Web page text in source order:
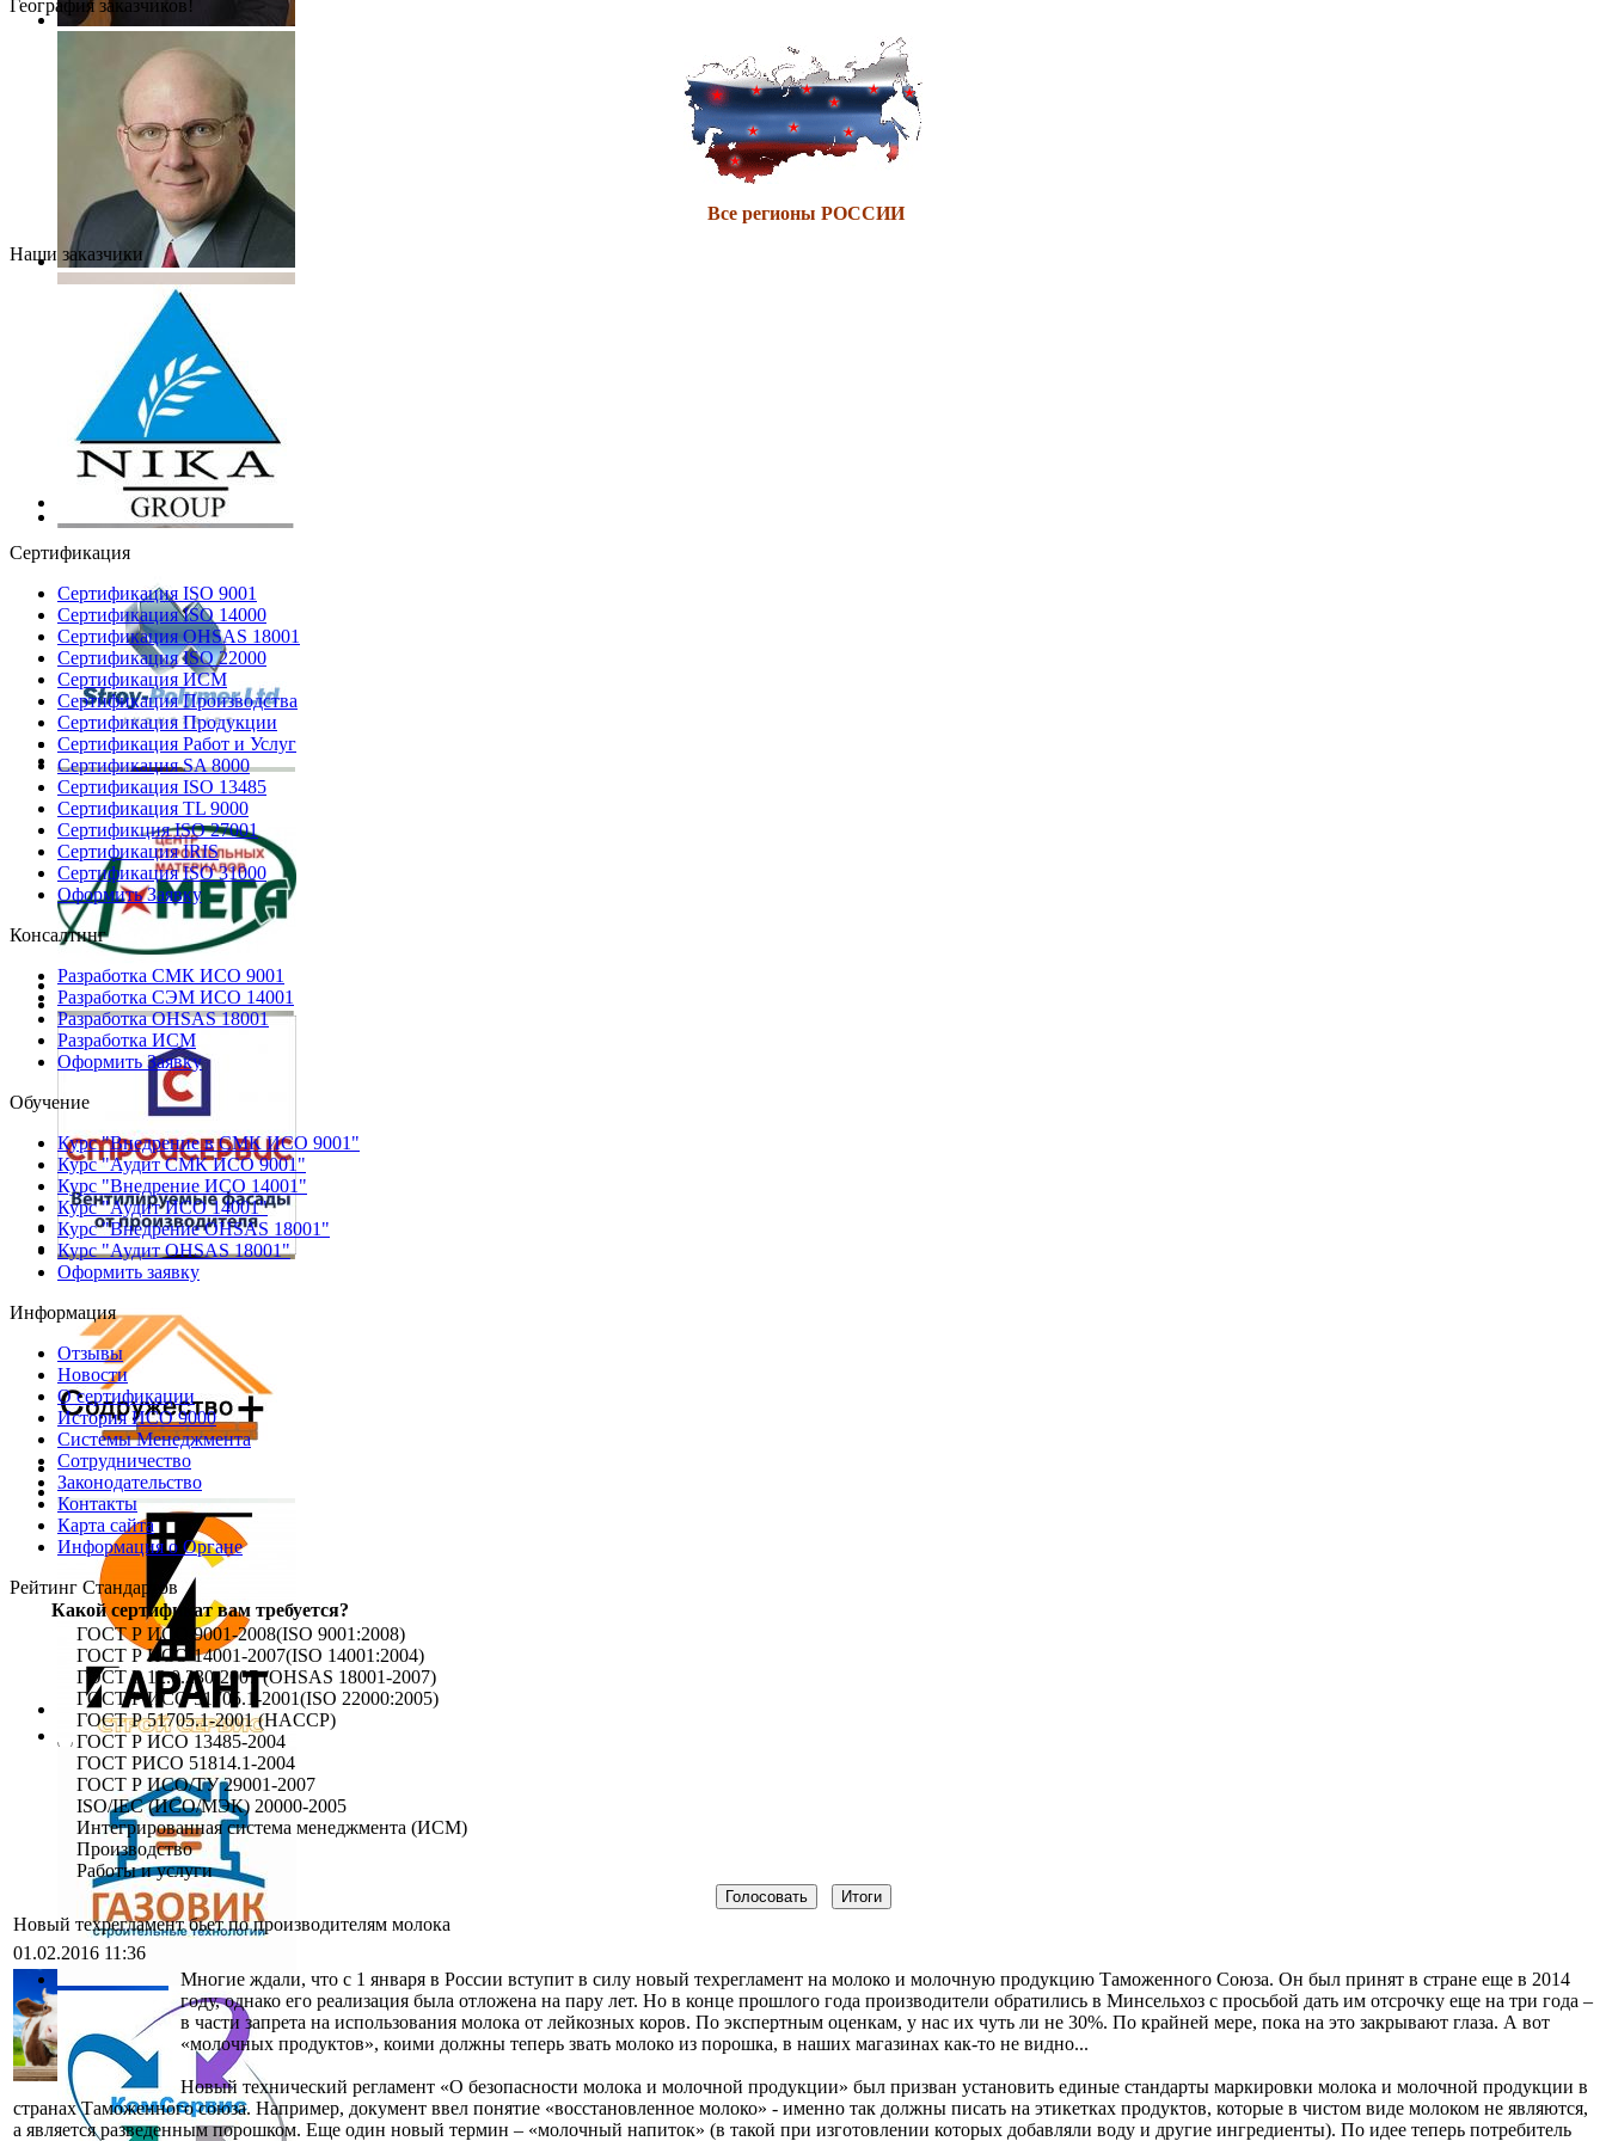
География заказчиков!
Все регионы РОССИИ
Наши заказчики
Сертификация
Сертификация ISO 9001
Сертификация ISO 14000
Сертификация OHSAS 18001
Сертификация ISO 22000
Сертификация ИСМ
Сертификация Производства
Сертификация Продукции
Сертификация Работ и Услуг
Сертификация SA 8000
Сертификация ISO 13485
Сертификация TL 9000
Сертификция ISO 27001
Сертификация IRIS
Сертификация ISO 31000
Оформить Заявку
Консалтинг
Разработка СМК ИСО 9001
Разработка СЭМ ИСО 14001
Разработка OHSAS 18001
Разработка ИСМ
Оформить Заявку
Обучение
Курс "Внедрение в СМК ИСО 9001"
Курс "Аудит СМК ИСО 9001"
Курс "Внедрение ИСО 14001"
Курс "Аудит ИСО 14001"
Курс "Внедрение OHSAS 18001"
Курс "Аудит OHSAS 18001"
Оформить заявку
Информация
Отзывы
Новости
О сертификации
История ИСО 9000
Системы Менеджмента
Сотрудничество
Законодательство
Контакты
Карта сайта
Информация о Органе
Рейтинг Стандартов
Какой сертификат вам требуется?
ГОСТ Р ИСО 9001-2008(ISO 9001:2008)
ГОСТ Р ИСО 14001-2007(ISO 14001:2004)
ГОСТ Р 12.0.230-2007 (OHSAS 18001-2007)
ГОСТ Р ИСО 51705.1-2001(ISO 22000:2005)
ГОСТ Р 51705.1-2001 (HACCP)
ГОСТ Р ИСО 13485-2004
ГОСТ РИСО 51814.1-2004
ГОСТ Р ИСО/ТУ 29001-2007
ISO/IEC (ИСО/МЭК) 20000-2005
Интегрированная система менеджмента (ИСМ)
Производство
Работы и услуги
Новый техрегламент бьет по производителям молока
01.02.2016 11:36
Многие ждали, что с 1 января в России вступит в силу новый техрегламент на молоко и молочную продукцию Таможенного Союза. Он был принят в стране еще в 2014
году, однако его реализация была отложена на пару лет. Но в конце прошлого года производители обратились в Минсельхоз с просьбой дать им отсрочку еще на три года –
в части запрета на использования молока от лейкозных коров. По экспертным оценкам, у нас их чуть ли не 30%. По крайней мере, пока на это закрывают глаза. А вот
«молочных продуктов», коими должны теперь звать молоко из порошка, в наших магазинах как-то не видно...
Новый технический регламент «О безопасности молока и молочной продукции» был призван установить единые стандарты маркировки молока и молочной продукции в
странах Таможенного союза. Например, документ ввел понятие «восстановленное молоко» - именно так должны писать на этикетках продуктов, которые в чистом виде молоком не являются,
а является разведенным порошком. Еще один новый термин – «молочный напиток» (в такой при изготовлении которых добавляли воду и другие ингредиенты). По идее теперь потребитель